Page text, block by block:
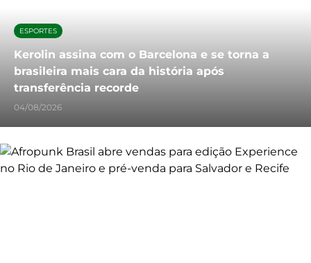
ESPORTES
Kerolin assina com o Barcelona e se torna a
brasileira mais cara da história após
transferência recorde
04/08/2026